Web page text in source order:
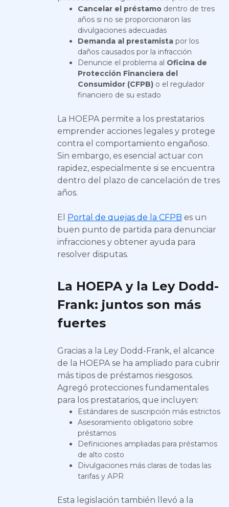
Cancelar el préstamo dentro de tres
años si no se proporcionaron las
divulgaciones adecuadas
Demanda al prestamista por los
daños causados por la infracción
Denuncie el problema al Oficina de
Protección Financiera del
Consumidor (CFPB) o el regulador
financiero de su estado
La HOEPA permite a los prestatarios
emprender acciones legales y protege
contra el comportamiento engañoso.
Sin embargo, es esencial actuar con
rapidez, especialmente si se encuentra
dentro del plazo de cancelación de tres
años.
El Portal de quejas de la CFPB es un
buen punto de partida para denunciar
infracciones y obtener ayuda para
resolver disputas.
La HOEPA y la Ley Dodd-
Frank: juntos son más
fuertes
Gracias a la Ley Dodd-Frank, el alcance
de la HOEPA se ha ampliado para cubrir
más tipos de préstamos riesgosos.
Agregó protecciones fundamentales
para los prestatarios, que incluyen:
Estándares de suscripción más estrictos
Asesoramiento obligatorio sobre
préstamos
Definiciones ampliadas para préstamos
de alto costo
Divulgaciones más claras de todas las
tarifas y APR
Esta legislación también llevó a la